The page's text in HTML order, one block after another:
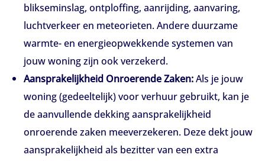
blikseminslag, ontploffing, aanrijding, aanvaring,
luchtverkeer en meteorieten. Andere duurzame
warmte- en energieopwekkende systemen van
jouw woning zijn ook verzekerd.
Aansprakelijkheid Onroerende Zaken:Als je jouw
woning (gedeeltelijk) voor verhuur gebruikt, kan je
de aanvullende dekking aansprakelijkheid
onroerende zaken meeverzekeren. Deze dekt jouw
aansprakelijkheid als bezitter van een extra